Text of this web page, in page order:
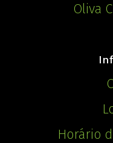
Oliva
Horário